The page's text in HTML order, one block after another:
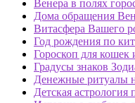
Венера в полях
Дома обращения
Витасфера Вашего
Год рождения по
Гороскоп для кошек
Градусы знаков
Денежные ритуалы
Детская астрология